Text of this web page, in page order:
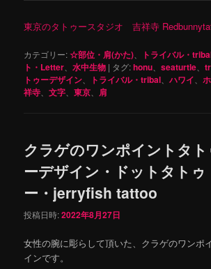
東京のタトゥースタジオ 吉祥寺
カテゴリー:☆部位・肩(かた) トライバル・
ト・Letter 、水中生物 | タグ:honu 、seaturtle 、
トゥーデザイン
トライバル・tribal 、ハワイ 、
祥寺 、文字 、東京 肩
クラゲのワンポイントタト
ーデザイン・ドットタトゥ
ー・jerryfish tattoo
投稿日時:2022年8月27日
女性の腕に彫らして頂いた、クラゲのワンポ
インです。